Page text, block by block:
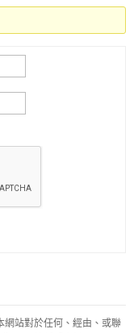
網站對於任何、經由、或聯